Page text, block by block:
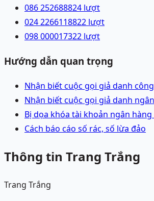
086 252688824 lượt
024 2266118822 lượt
098 000017322 lượt
Hướng dẫn quan trọng
Nhận biết cuộc gọi giả danh
Nhận biết cuộc gọi giả danh
Bị dọa khóa tài khoản ngân
Cách báo cáo số rác, số lừa đảo
Thông tin Trang Trắng
Trang Trắng